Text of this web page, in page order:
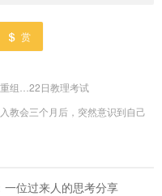
赏
组…22日教理考试
会三个月后，突然意识到自己
位过来人的思考分享